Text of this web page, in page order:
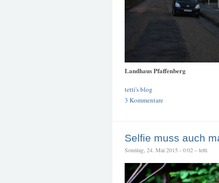
Landhaus Pfaffenberg
tetti's blog
3 Kommentare
Selfie muss auch
Sonntag, 24. Mai 2015 - 0:02 – tetti